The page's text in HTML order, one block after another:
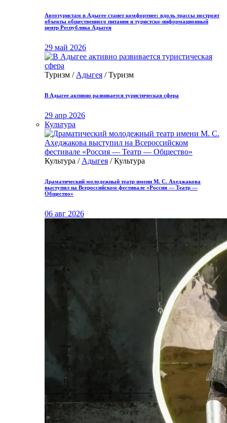
Автотуристам в Адыгее станет комфортнее: вдоль трассы построят
объекты общественного питания и туристско-информационный
центр Республика Адыгея
29 май 2026
Туризм / Адыгея / Туризм
В Адыгее активно развивается туристическая сфера
29 апр 2026
Культура
Культура / Адыгея / Культура
Драматический молодежный театр имени М. С. Ахеджакова
выступил на Всероссийском фестивале «Россия — Театр —
Общество»
06 авг 2026